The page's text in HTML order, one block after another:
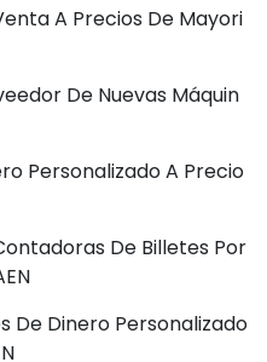
A Precios De Mayori
De Nuevas Máquin
Personalizado A Precio
De Billetes Por
De Dinero Personalizado